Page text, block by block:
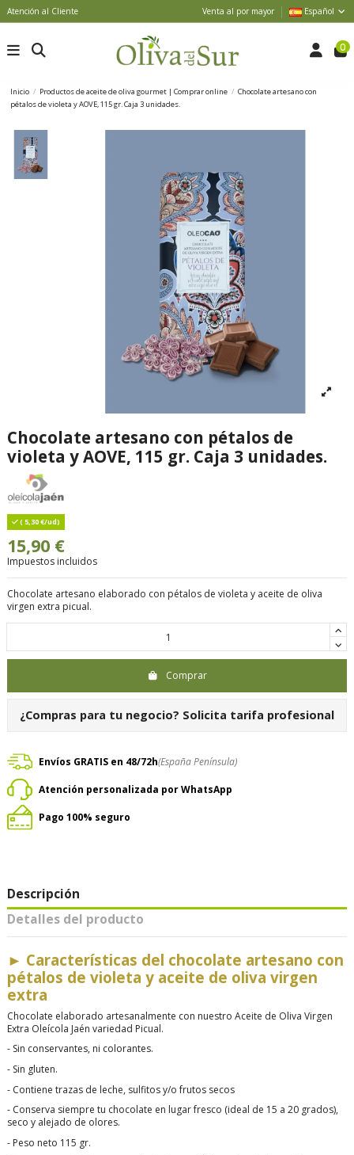
Atención al Cliente Venta al por mayor Español
0
Inicio Productos de aceite de oliva gourmet | Comprar online
Chocolate artesano con
pétalos de violeta y AOVE, 115 gr. Caja 3 unidades.
Chocolate artesano con pétalos de
violeta y AOVE, 115 gr. Caja 3 unidades.
( 5,30 €/ud)
15,90 €
Impuestos incluidos
Chocolate artesano elaborado con pétalos de violeta y aceite de oliva
virgen extra picual.
Comprar
¿Compras para tu negocio? Solicita tarifa profesional
Envíos GRATIS en 48/72h(España Península)
Atención personalizada por WhatsApp
Pago 100% seguro
Descripción
Detalles del producto
► Características del chocolate artesano con
pétalos de violeta y aceite de oliva virgen
extra
Chocolate elaborado artesanalmente con nuestro Aceite de Oliva Virgen
Extra Oleícola Jaén variedad Picual.
- Sin conservantes, ni colorantes.
- Sin gluten.
- Contiene trazas de leche, sulfitos y/o frutos secos
- Conserva siempre tu chocolate en lugar fresco (ideal de 15 a 20 grados),
seco y alejado de olores.
- Peso neto 115 gr.